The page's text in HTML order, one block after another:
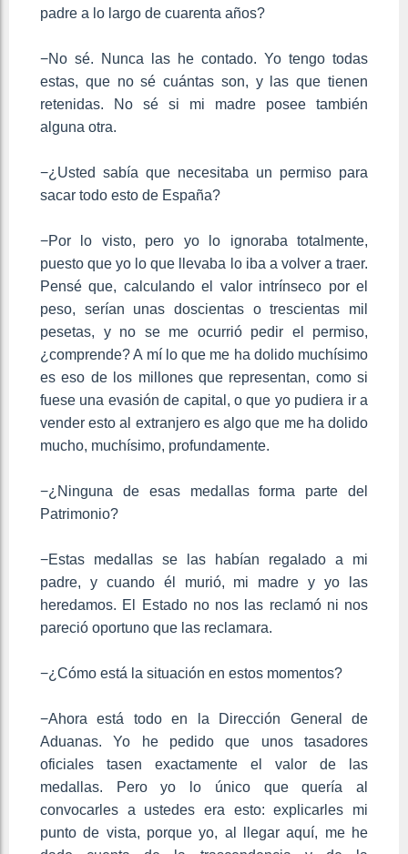
padre a lo largo de cuarenta años?
−No sé. Nunca las he contado. Yo tengo todas
estas, que no sé cuántas son, y las que tienen
retenidas. No sé si mi madre posee también
alguna otra.
−¿Usted sabía que necesitaba un permiso para
sacar todo esto de España?
−Por lo visto, pero yo lo ignoraba totalmente,
puesto que yo lo que llevaba lo iba a volver a traer.
Pensé que, calculando el valor intrínseco por el
peso, serían unas doscientas o trescientas mil
pesetas, y no se me ocurrió pedir el permiso,
¿comprende? A mí lo que me ha dolido muchísimo
es eso de los millones que representan, como si
fuese una evasión de capital, o que yo pudiera ir a
vender esto al extranjero es algo que me ha dolido
mucho, muchísimo, profundamente.
−¿Ninguna de esas medallas forma parte del
Patrimonio?
−Estas medallas se las habían regalado a mi
padre, y cuando él murió, mi madre y yo las
heredamos. El Estado no nos las reclamó ni nos
pareció oportuno que las reclamara.
−¿Cómo está la situación en estos momentos?
−Ahora está todo en la Dirección General de
Aduanas. Yo he pedido que unos tasadores
oficiales tasen exactamente el valor de las
medallas. Pero yo lo único que quería al
convocarles a ustedes era esto: explicarles mi
punto de vista, porque yo, al llegar aquí, me he